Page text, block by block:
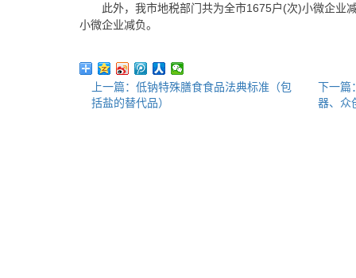
此外，我市地税部门共为全市1675户(次)小微企业
小微企业减负。
上一篇：低钠特殊膳食食品法典标准（包
括盐的替代品）
下一篇
器、众